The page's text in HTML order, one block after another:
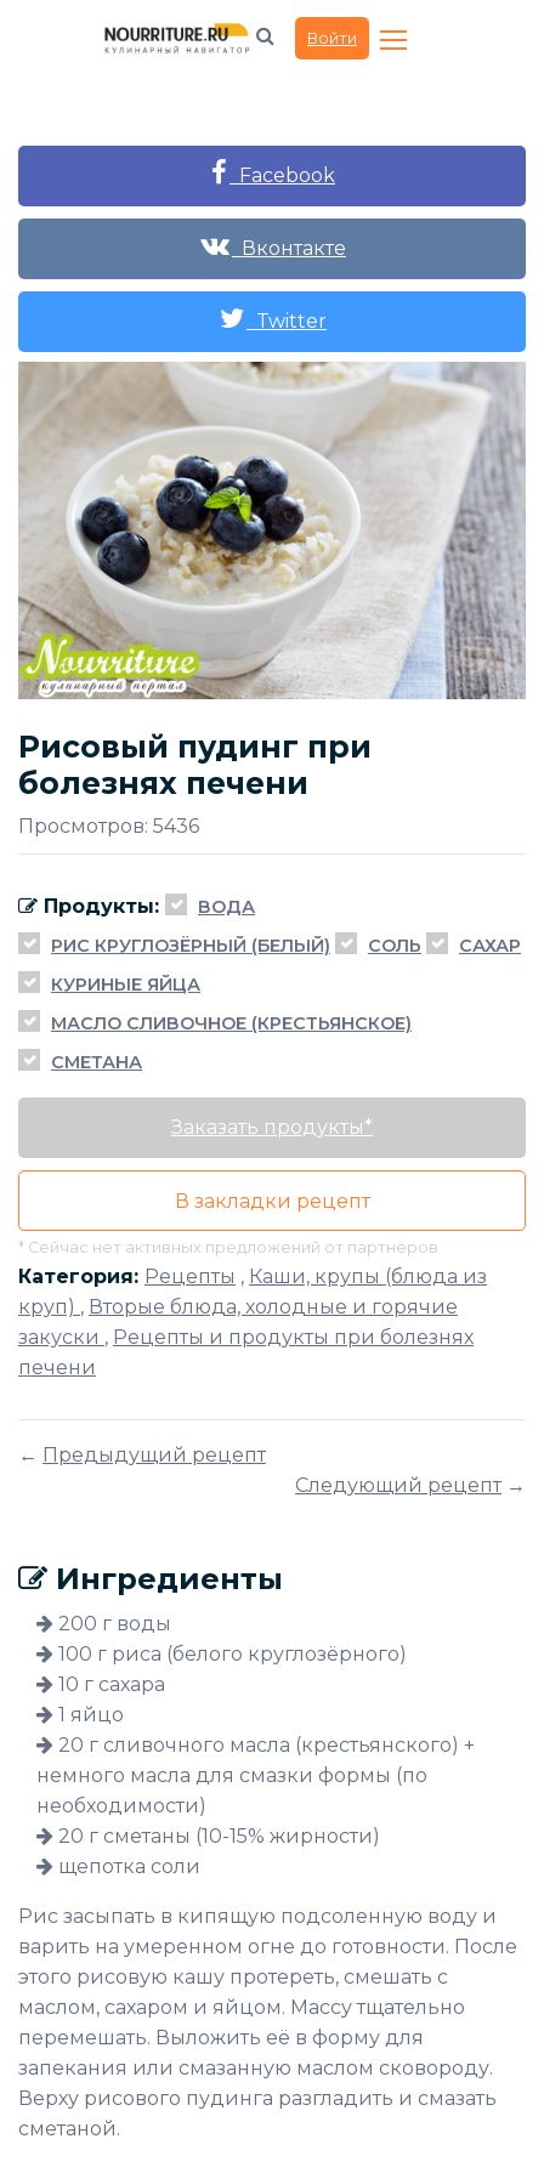
Войти
Facebook
Вконтакте
Twitter
Рисовый пудинг при
болезнях печени
Просмотров: 5436
Продукты:
ВОДА
РИС КРУГЛОЗЁРНЫЙ (БЕЛЫЙ)
СОЛЬ
САХАР
КУРИНЫЕ ЯЙЦА
МАСЛО СЛИВОЧНОЕ (КРЕСТЬЯНСКОЕ)
СМЕТАНА
Заказать продукты*
В закладки рецепт
* Сейчас нет активных предложений от партнёров
Категория: Рецепты , Каши, крупы (блюда из
круп) , Вторые блюда, холодные и горячие
закуски , Рецепты и продукты при болезнях
печени
← Предыдущий рецепт
Следующий рецепт→
Ингредиенты
200 г воды
100 г риса (белого круглозёрного)
10 г сахара
1 яйцо
20 г сливочного масла (крестьянского) +
немного масла для смазки формы (по
необходимости)
20 г сметаны (10-15% жирности)
щепотка соли
Рис засыпать в кипящую подсоленную воду и
варить на умеренном огне до готовности. После
этого рисовую кашу протереть, смешать с
маслом, сахаром и яйцом. Массу тщательно
перемешать. Выложить её в форму для
запекания или смазанную маслом сковороду.
Верху рисового пудинга разгладить и смазать
сметаной.